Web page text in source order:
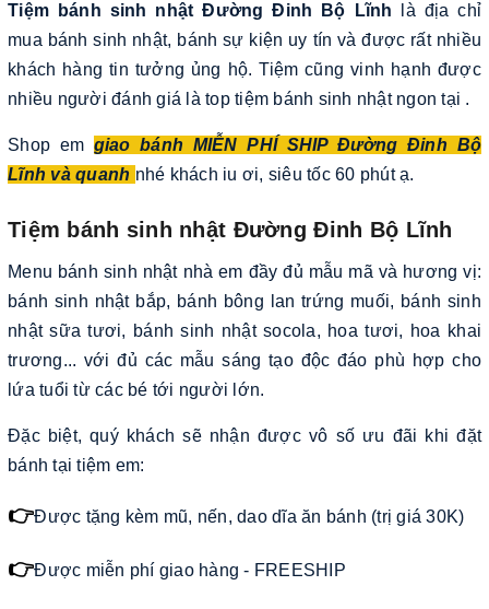
Tiệm bánh sinh nhật Đường Đinh Bộ Lĩnh
là địa chỉ
mua bánh sinh nhật, bánh sự kiện uy tín và được rất nhiều
khách hàng tin tưởng ủng hộ. Tiệm cũng vinh hạnh được
nhiều người đánh giá là top tiệm bánh sinh nhật ngon tại .
Shop em giao bánh MIỄN PHÍ SHIP Đường Đinh Bộ
Lĩnh và quanh nhé khách iu ơi, siêu tốc 60 phút ạ.
Tiệm bánh sinh nhật Đường Đinh Bộ Lĩnh
Menu bánh sinh nhật nhà em đầy đủ mẫu mã và hương vị:
bánh sinh nhật bắp, bánh bông lan trứng muối, bánh sinh
nhật sữa tươi, bánh sinh nhật socola, hoa tươi, hoa khai
trương... với đủ các mẫu sáng tạo độc đáo phù hợp cho
lứa tuổi từ các bé tới người lớn.
Đặc biệt, quý khách sẽ nhận được vô số ưu đãi khi đặt
bánh tại tiệm em:
👉Được tặng kèm mũ, nến, dao dĩa ăn bánh (trị giá 30K)
👉Được miễn phí giao hàng - FREESHIP